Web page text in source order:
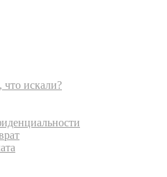
искали?